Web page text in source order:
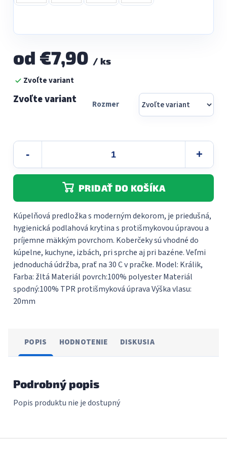
od €7,90 / ks
Jednotková
cena:Zvoľte variant
Rozmer
PRIDAŤ DO KOŠÍKA
Kúpelňová predložka s moderným dekorom, je priedušná,
hygienická podlahová krytina s protišmykovou úpravou a
príjemne mäkkým povrchom. Koberčeky sú vhodné do
kúpelne, kuchyne, izbách, pri sprche aj pri bazéne. Veľmi
jednoduchá údržba, prať na 30 C v pračke. Model: Králik,
Farba: žltá Materiál povrch:100% polyester Materiál
spodný:100% TPR protišmyková úprava Výška vlasu:
20mm
POPIS HODNOTENIE DISKUSIA
Podrobný popis
Popis produktu nie je dostupný